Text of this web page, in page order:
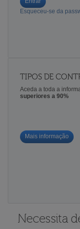
Esqueceu-se da
TIPOS DE
Aceda a toda a
superiores a 90%
Mais informação
Necessita